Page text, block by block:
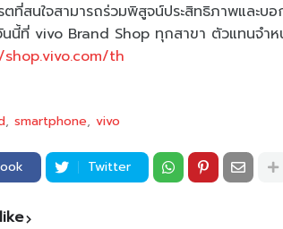
ที่สนใจสามารถร่วมพิสูจน์ประสิทธิภาพและบอ
นี้ที่ vivo Brand Shop ทุกสาขา ตัวแทนจำห
th
smartphone vivo
Twitter